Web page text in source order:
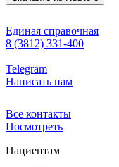
Единая справочная
8 (3812) 331-400
Telegram
Написать нам
Все контакты
Посмотреть
Пациентам